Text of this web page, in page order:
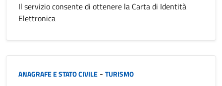
Il servizio consente di ottenere la Carta di Identità
Elettronica
Categoria:
ANAGRAFE E STATO CIVILE - TURISMO